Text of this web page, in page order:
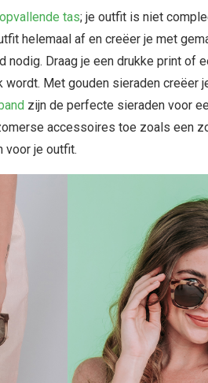
tas; je outfit is niet
helemaal af en creëer je met
nodig. Draag je een drukke print of
wordt. Met gouden sieraden creëer
zijn de perfecte sieraden voor
accessoires toe zoals een
voor je outfit.